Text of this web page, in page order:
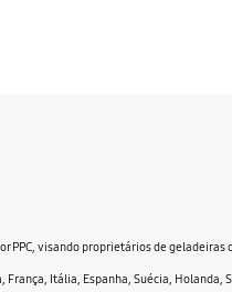
PPC, visando proprietários de
Itália, Espanha, Suécia,